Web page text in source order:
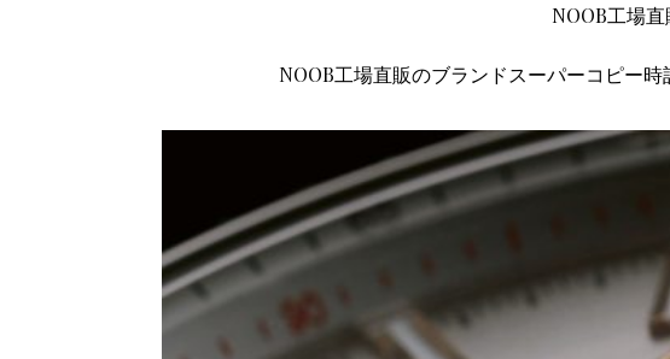
NOOB工場
NOOB工場直販のブランドスーパーコピー